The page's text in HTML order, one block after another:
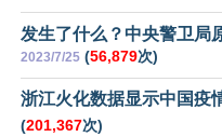
发生了什么？中央警卫局
2023/7/25 (56,879次)
浙江火化数据显示中国疫
(201,367次)